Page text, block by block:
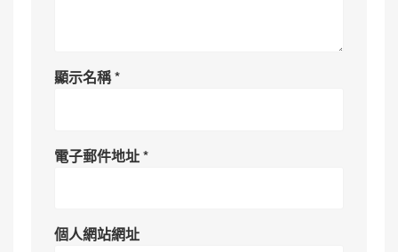
顯示名稱*
電子郵件地址*
個人網站網址